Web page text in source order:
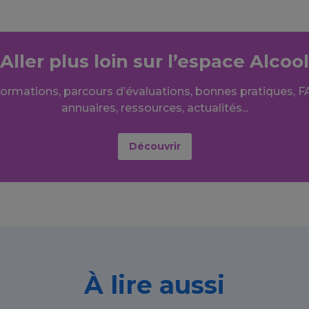
Aller plus loin sur l’espace Alcool
parcours d’évaluations, bonnes pratiques,
annuaires, ressources, actualités...
Découvrir
À lire aussi